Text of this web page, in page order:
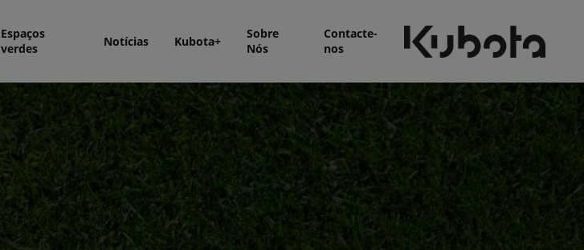
Espaços
verdes
Notícias Kubota+
Sobre
Nós
Contacte-
nos